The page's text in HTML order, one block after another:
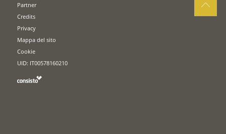
Partner
Credits
Privacy
Mappa del sito
Cookie
UID: IT00578160210